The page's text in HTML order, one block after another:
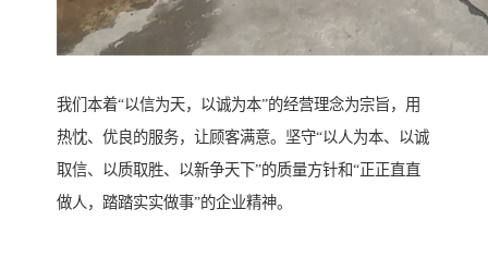
我们本着“以信为天，以诚为本”的经营理念为宗旨，用
热忱、优良的服务，让顾客满意。坚守“以人为本、以诚
取信、以质取胜、以新争天下”的质量方针和“正正直直
做人，踏踏实实做事”的企业精神。